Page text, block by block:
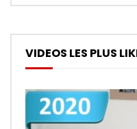
VIDEOS LES PLUS